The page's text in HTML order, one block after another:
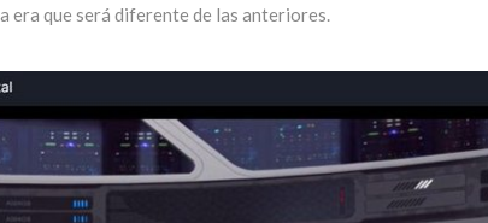
era que será diferente de las anteriores.